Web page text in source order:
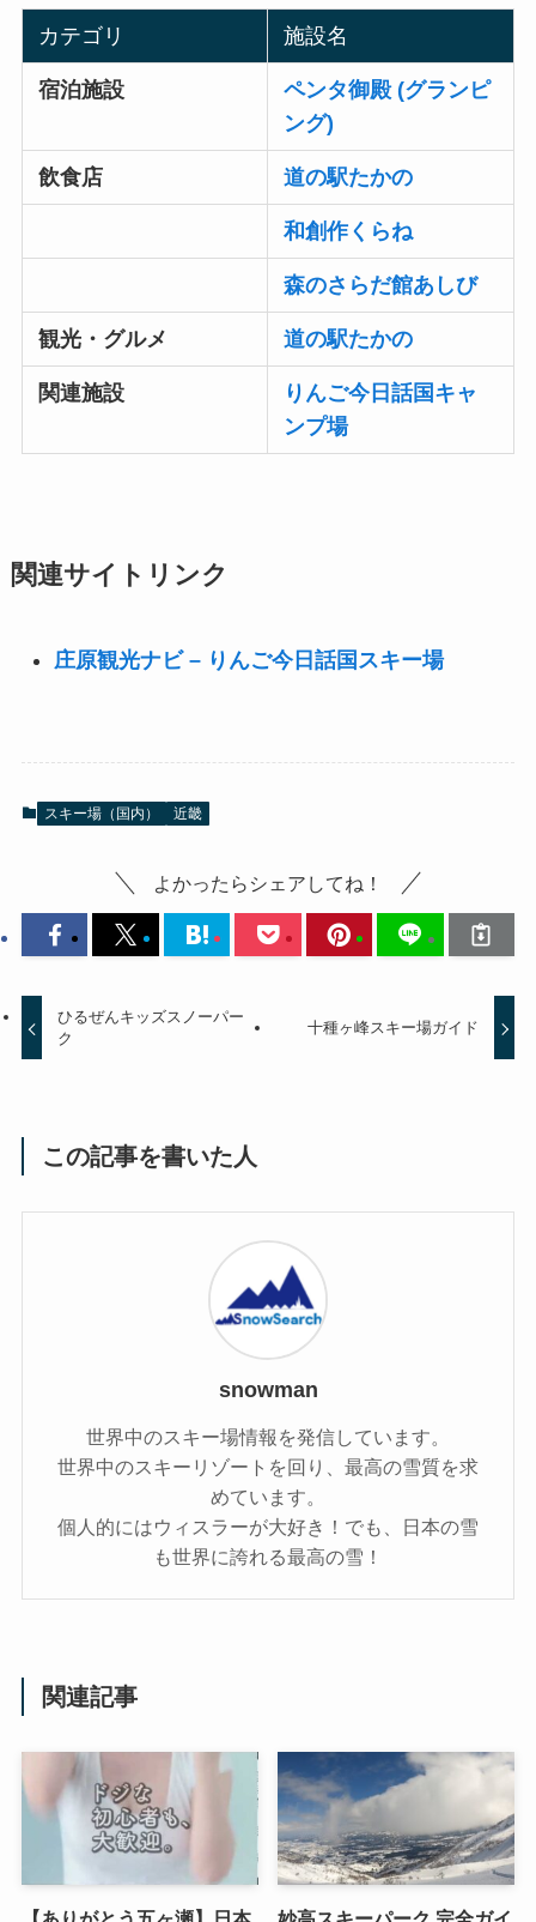
カテゴリ 施設名
宿泊施設
ペンタ御殿 (グランピ
ング)
飲食店 道の駅たかの
和創作くらね
森のさらだ館あしび
観光・グルメ 道の駅たかの
関連施設
りんご今日話国キャ
ンプ場
関連サイトリンク
庄原観光ナビ – りんご今日話国スキー場
スキー場（国内） 近畿
よかったらシェアしてね！
ひるぜんキッズスノーパー
ク
十種ヶ峰スキー場ガイド
この記事を書いた人
snowman
世界中のスキー場情報を発信しています。
世界中のスキーリゾートを回り、最高の雪質を求
めています。
個人的にはウィスラーが大好き！でも、日本の雪
も世界に誇れる最高の雪！
関連記事